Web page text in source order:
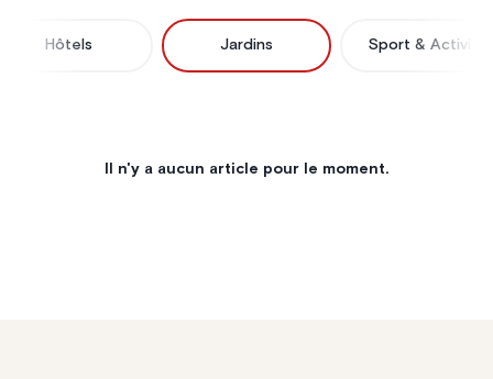
Hôtels Jardins Sport &
Il n'y a aucun article pour le moment.